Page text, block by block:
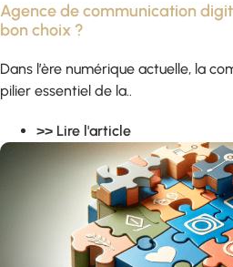
Agence de communication
bon choix ?
Dans l’ère numérique actuelle, la
pilier essentiel de la..
>> Lire l'article